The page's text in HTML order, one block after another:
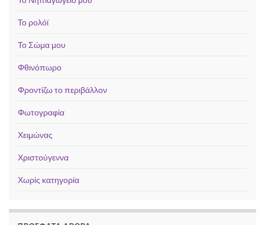
Το ρολόϊ
Το Σώμα μου
Φθινόπωρο
Φροντίζω το περιβάλλον
Φωτογραφία
Χειμώνας
Χριστούγεννα
Χωρίς κατηγορία